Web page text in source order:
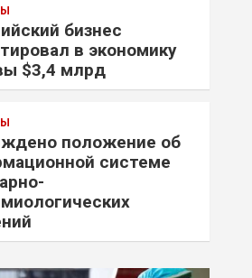
бизнес
в экономику
$3,4 млрд
положение об
системе